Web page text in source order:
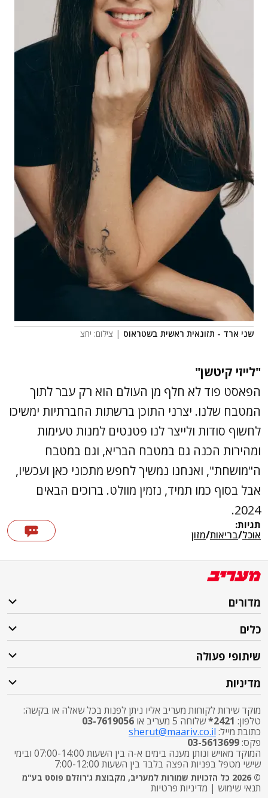
שני ארד - תזונאית ראשית בשטראוס | צילום: יחצ
"לייזי קיטשן"
הפאסט פוד לא חלף מן העולם הוא רק עבר לתוך
המטבח שלנו. יצרני התוכן ברשתות החברתיות ימשיכו
לחשוף סודות ולייצר לנו פטנטים למנות טעימות
ומהירות הכנה גם במטבח הבריא, וגם במטבח
ה"מושחת", ואנחנו נמשיך לחפש מתכוני כאן ועכשיו,
אבל בסוף כמו תמיד, נזמין מוולט. ברוכים הבאים
2024.
תגיות:
אוכל/בריאות/מזון
מדורים
כלים
שיתופי פעולה
מדיניות
מוקד שירות לקוחות מעריב אליו ניתן לפנות בכל שאלה או בקשה:
טלפון: 2421* שלוחה 5 מעריב או
03-7619056
כתובת מייל: sherut@maariv.co.il
פקס:03-5613699
המוקד מאויש ונותן מענה בימים א-ה בין השעות 07:00-14:00 ובימי
שישי מטפל בפניות הפצה בלבד בין השעות 7:00-12:00
© 2026 כל הזכויות שמורות למעריב, מקבוצת ג'רוזלם פוסט בע"מ
תנאי שימוש | מדיניות פרטיות